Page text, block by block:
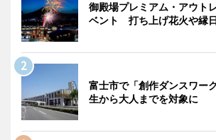
御殿場プレミアム・アウト
ベント 打ち上げ花火や縁
富士市で「創作ダンスワー
生から大人までを対象に